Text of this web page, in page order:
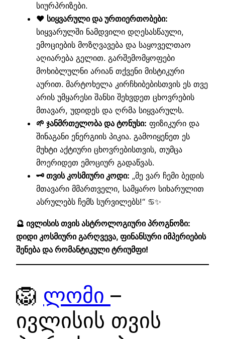
სიურპრიზები.
❤️ სიყვარული და ურთიერთობები:
სიყვარულში ნამდვილი დღესასწაული,
ემოციების მოზღვავება და საყოველთაო
აღიარება გელით. გარშემომყოფები
მოხიბლულნი არიან თქვენი მისტიკური
აურით. მარტოხელა კირჩხიბებისთვის ეს თვე
არის უმყარესი შანსი შეხვდეთ ცხოვრების
მთავარ, უდიდეს და ღრმა სიყვარულს.
🌱 ჯანმრთელობა და ტონუსი: ფიზიკური და
შინაგანი ენერგიის პიკია. გამოიყენეთ ეს
მუხტი აქტიური ცხოვრებისთვის, თუმცა
მოერიდეთ ემოციურ გადაწვას.
🗝️ თვის კოსმიური კოდი: „მე ვარ ჩემი ბედის
მთავარი მმართველი, სამყარო სიხარულით
ასრულებს ჩემს სურვილებს!“ ♋✨
🔮 ივლისის თვის ასტროლოგიური პროგნოზი:
დიდი კოსმიური გარღვევა, ფინანსური იმპერიების
შენება და რომანტიკული ტრიუმფი!
🦁 ლომი –
ივლისის თვის